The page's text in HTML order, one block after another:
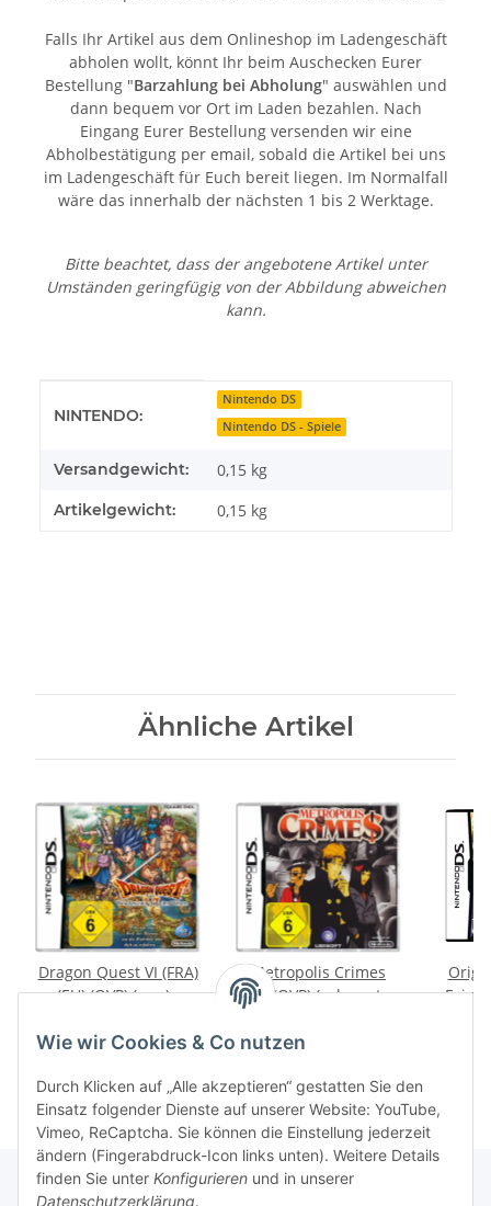
Wie wir Cookies & Co nutzen
Durch Klicken auf „Alle akzeptieren“ gestatten Sie den
Einsatz folgender Dienste auf unserer Website: YouTube,
Vimeo, ReCaptcha. Sie können die Einstellung jederzeit
ändern (Fingerabdruck-Icon links unten). Weitere Details
finden Sie unter Konfigurieren und in unserer
Datenschutzerklärung.
Falls Ihr Artikel aus dem Onlineshop im Ladengeschäft
abholen wollt, könnt Ihr beim Auschecken Eurer
Bestellung "Barzahlung bei Abholung" auswählen und
dann bequem vor Ort im Laden bezahlen. Nach
Eingang Eurer Bestellung versenden wir eine
Abholbestätigung per email, sobald die Artikel bei uns
im Ladengeschäft für Euch bereit liegen. Im Normalfall
wäre das innerhalb der nächsten 1 bis 2 Werktage.
Bitte beachtet, dass der angebotene Artikel unter
Umständen geringfügig von der Abbildung abweichen
kann.
NINTENDO:
Nintendo DS
Nintendo DS - Spiele
Versandgewicht: 0,15 kg
Artikelgewicht: 0,15 kg
Ähnliche Artikel
Dragon Quest VI (FRA)
(EU) (OVP) (neu) -
Metropolis Crimes
(EU) (OVP) (sehr guter
Fairy